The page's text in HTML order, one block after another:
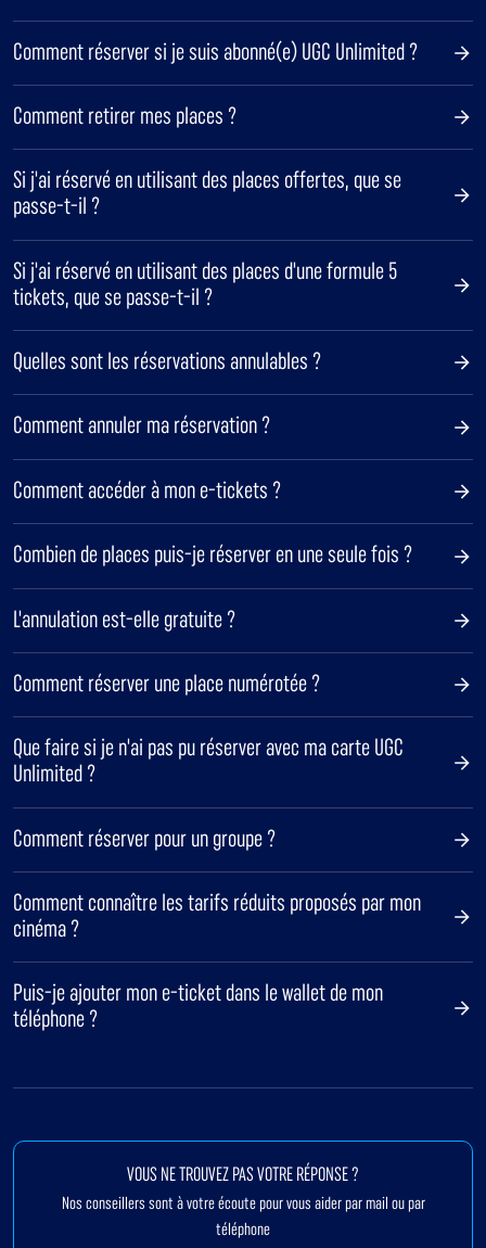
Comment réserver si je suis abonné(e) UGC Unlimited ?
Comment retirer mes places ?
Si j'ai réservé en utilisant des places offertes, que se
passe-t-il ?
Si j'ai réservé en utilisant des places d'une formule 5
tickets, que se passe-t-il ?
Quelles sont les réservations annulables ?
Comment annuler ma réservation ?
Comment accéder à mon e-tickets ?
Combien de places puis-je réserver en une seule fois ?
L'annulation est-elle gratuite ?
Comment réserver une place numérotée ?
Que faire si je n'ai pas pu réserver avec ma carte UGC
Unlimited ?
Comment réserver pour un groupe ?
Comment connaître les tarifs réduits proposés par mon
cinéma ?
Puis-je ajouter mon e-ticket dans le wallet de mon
téléphone ?
VOUS NE TROUVEZ PAS VOTRE RÉPONSE ?
Nos conseillers sont à votre écoute pour vous aider par mail ou par
téléphone